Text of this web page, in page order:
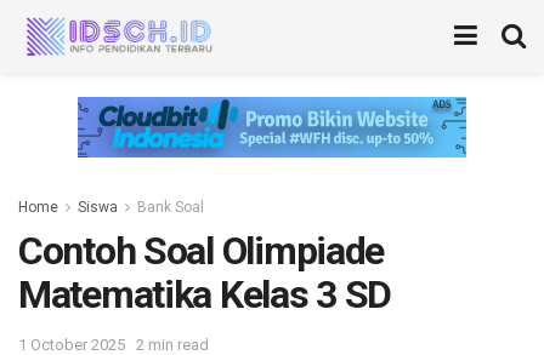
Home Siswa Bank Soal
Contoh Soal Olimpiade
Matematika Kelas 3 SD
1 October 2025 2 min read